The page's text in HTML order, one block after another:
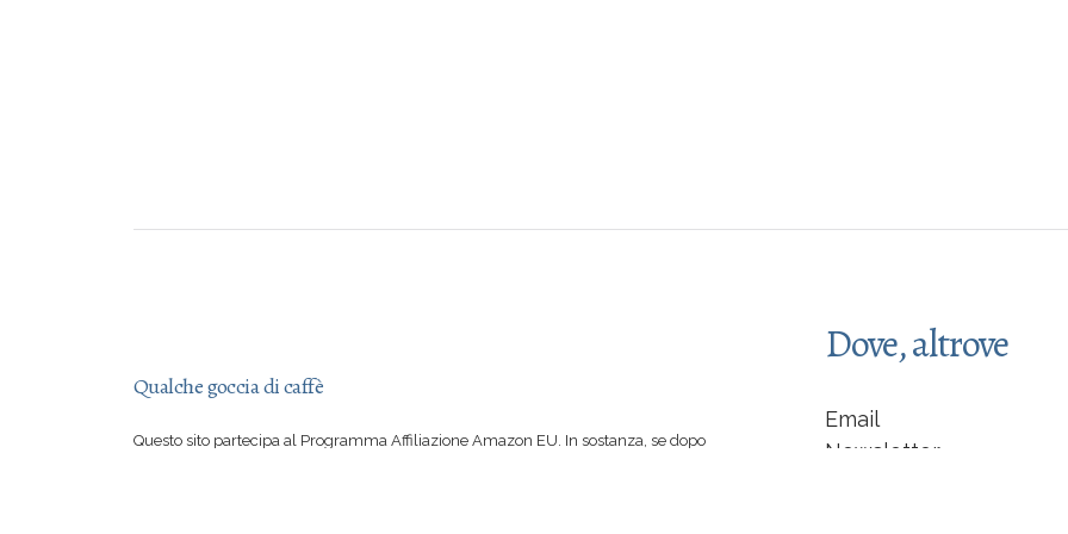
Qualche goccia di caffè
Questo sito partecipa al Programma Affiliazione Amazon EU. In sostanza, se dopo
Dove, altrove
Email
Newsletter